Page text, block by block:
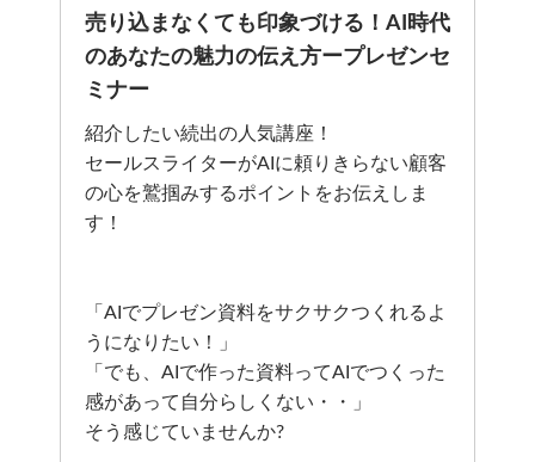
売り込まなくても印象づける！AI時代
のあなたの魅力の伝え方ープレゼンセ
ミナー
紹介したい続出の人気講座！
セールスライターがAIに頼りきらない顧客
の心を鷲掴みするポイントをお伝えしま
す！
「AIでプレゼン資料をサクサクつくれるよ
うになりたい！」
「でも、AIで作った資料ってAIでつくった
感があって自分らしくない・・」
そう感じていませんか?